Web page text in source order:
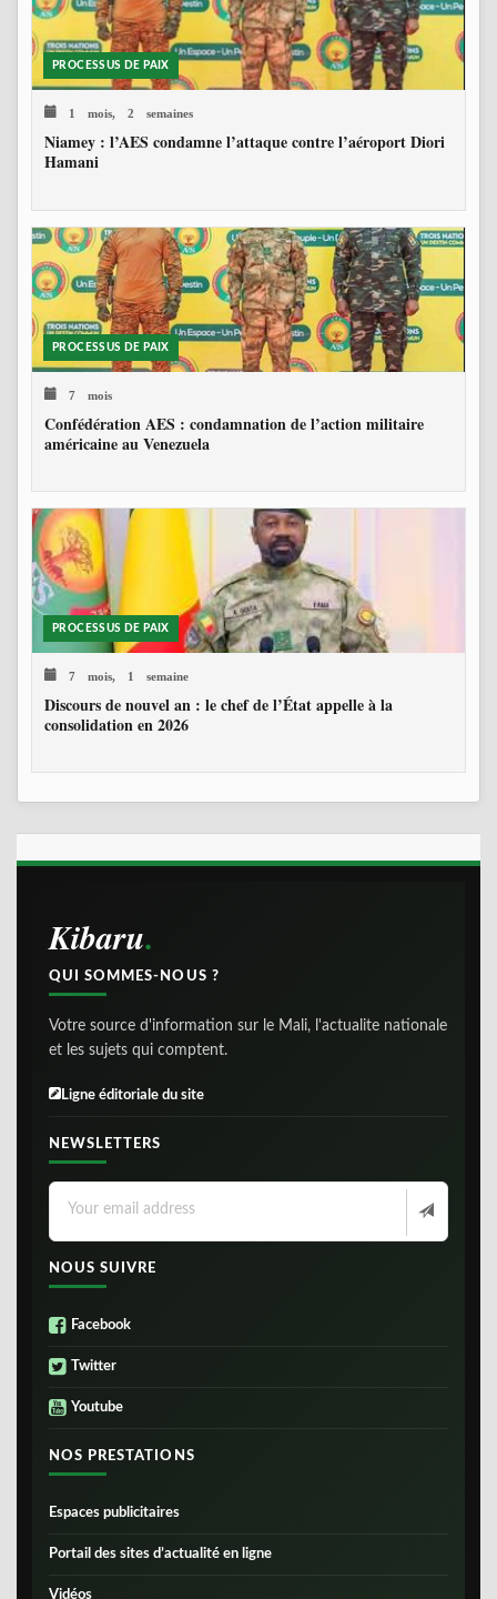
PROCESSUS DE PAIX
1 mois, 2 semaines
Niamey : l’AES condamne l’attaque contre l’aéroport Diori
Hamani
PROCESSUS DE PAIX
7 mois
Confédération AES : condamnation de l’action militaire
américaine au Venezuela
PROCESSUS DE PAIX
7 mois, 1 semaine
Discours de nouvel an : le chef de l’État appelle à la
consolidation en 2026
Kibaru
QUI SOMMES-NOUS ?
Votre source d'information sur le Mali, l'actualite nationale
et les sujets qui comptent.
Ligne éditoriale du site
NEWSLETTERS
NOUS SUIVRE
Facebook
Twitter
Youtube
NOS PRESTATIONS
Espaces publicitaires
Portail des sites d’actualité en ligne
Vidéos